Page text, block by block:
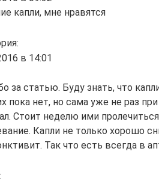
капли, мне нравятся
в 14:01
за статью. Буду знать, что
пока нет, но сама уже не раз
Стоит неделю ими
Капли не только хорошо
Так что есть всегда в